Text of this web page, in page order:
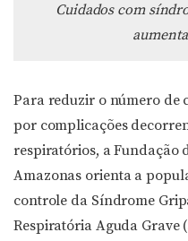
Cuidados com
Para reduzir o número de
por complicações
respiratórios, a Fundação
Amazonas orienta a
controle da Síndrome
Respiratória Aguda Grave